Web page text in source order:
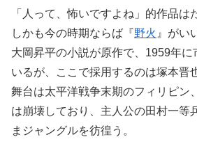
「人って、怖いですよね」的作品は
しかも今の時期ならば『野火 』がい
大岡昇平の小説が原作で、1959年に
いるが、ここで採用するのは塚本晋
舞台は太平洋戦争末期のフィリピン
は崩壊しており、主人公の田村一等
まジャングルを彷徨う。